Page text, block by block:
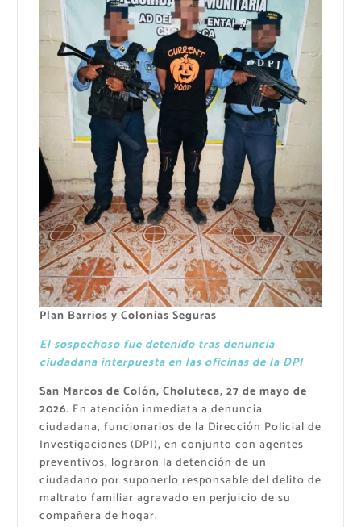
Plan Barrios y Colonias Seguras
El sospechoso fue detenido tras denuncia
ciudadana interpuesta en las oficinas de la DPI
San Marcos de Colón, Choluteca, 27 de mayo de
2026. En atención inmediata a denuncia
ciudadana, funcionarios de la Dirección Policial de
Investigaciones (DPI), en conjunto con agentes
preventivos, lograron la detención de un
ciudadano por suponerlo responsable del delito de
maltrato familiar agravado en perjuicio de su
compañera de hogar.